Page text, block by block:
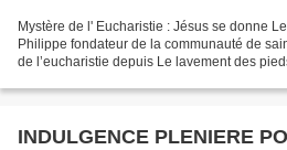
Mystère de l' Eucharistie : Jésus se donne
Philippe fondateur de la communauté de
de l’eucharistie depuis Le lavement des
INDULGENCE PLENIERE